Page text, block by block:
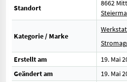
Standort
8662
Kategorie / Marke
Erstellt am
19. Mai
Geändert am
19. Mai